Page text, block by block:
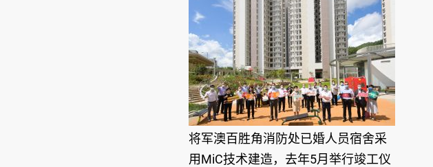
将军澳百胜角消防处已婚人员宿舍采
用MiC技术建造，去年5月举行竣工仪